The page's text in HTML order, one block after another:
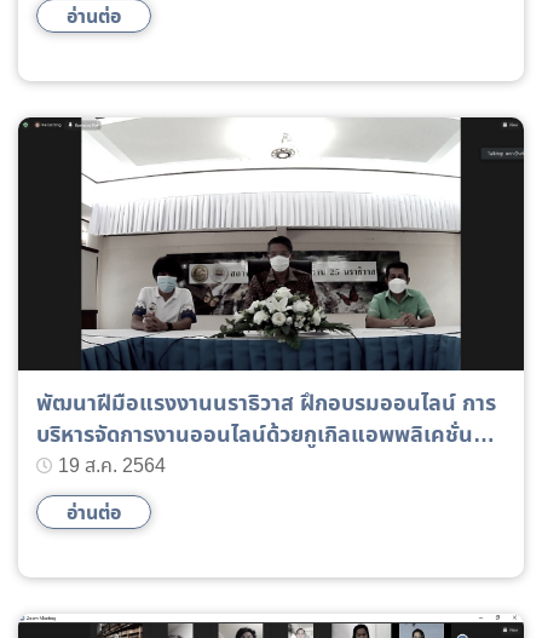
อ่านต่อ
พัฒนาฝีมือแรงงานนราธิวาส ฝึกอบรมออนไลน์ การ
บริหารจัดการงานออนไลน์ด้วยกูเกิลแอพพลิเคชั่น
(Google Application)
19 ส.ค. 2564
อ่านต่อ